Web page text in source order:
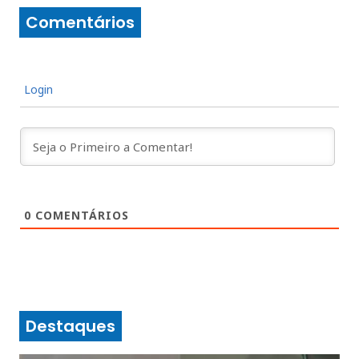
Comentários
Login
0 COMENTÁRIOS
Destaques